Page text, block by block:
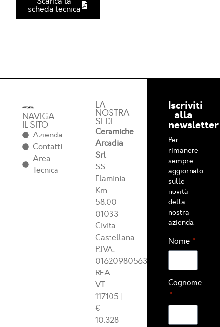
scheda tecnica
NAVIGA
IL SITO
Azienda
Contatti
Area
Tecnica
LA
NOSTRA
SEDE
Ceramiche
Arcadia
Srl
SS
Flaminia
Km
58.00
01033
Civita
Castellana
P.IVA:
01620980563
REA
VT-
117105 |
€
10.328
Iscriviti
alla
newsletter
Per
rimanere
sempre
aggiornato
sulle
novità
della
nostra
azienda.
Nome
Cognome